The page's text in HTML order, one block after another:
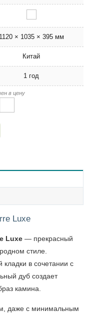
1120 × 1035 × 395 мм
Китай
1 год
в цену
Luxe
Luxe — прекрасный
стиле.
в сочетании с
дуб создает
камина.
даже с минимальным